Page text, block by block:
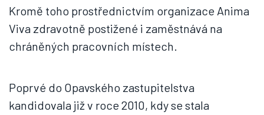
Kromě toho prostřednictvím organizace Anima
Viva zdravotně postižené i zaměstnává na
chráněných pracovních místech.
Poprvé do Opavského zastupitelstva
kandidovala již v roce 2010, kdy se stala